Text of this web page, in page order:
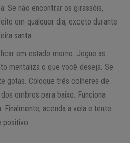
Se não encontrar os girassóis,
em qualquer dia, exceto durante
santa.
em estado morno. Jogue as
mentaliza o que você deseja. Se
gotas. Coloque três colheres de
ombros para baixo. Funciona
Finalmente, acenda a vela e tente
positivo.